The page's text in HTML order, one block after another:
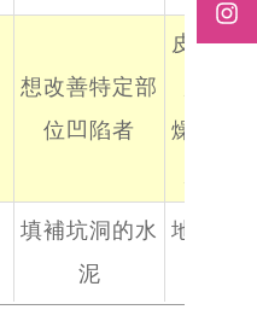
想改善特定部
位凹陷者
皮膚極
燥、脫
填補坑洞的水
泥
地表灑